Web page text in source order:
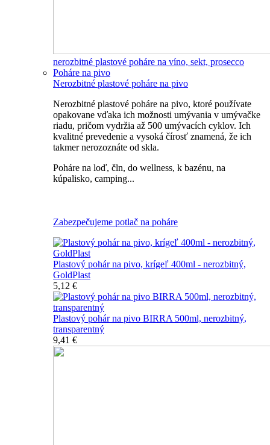
nerozbitné plastové poháre na víno, sekt, prosecco
Poháre na pivo
Nerozbitné plastové poháre na pivo
Nerozbitné plastové poháre na pivo, ktoré používate
opakovane vďaka ich možnosti umývania v umývačke
riadu, pričom vydržia až 500 umývacích cyklov. Ich
kvalitné prevedenie a vysoká čírosť znamená, že ich
takmer nerozoznáte od skla.
Poháre na loď, čln, do wellness, k bazénu, na
kúpalisko, camping...
Zabezpečujeme potlač na poháre
Plastový pohár na pivo, krígeľ 400ml - nerozbitný,
GoldPlast
5,12 €
Plastový pohár na pivo BIRRA 500ml, nerozbitný,
transparentný
9,41 €